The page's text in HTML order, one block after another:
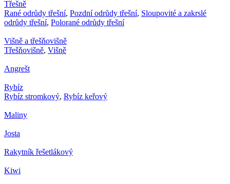
Třešně
Rané odrůdy třešní, Pozdní odrůdy třešní, Sloupovité a zakrslé
odrůdy třešní, Polorané odrůdy třešní
Višně a třešňovišně
Třešňovišně, Višně
Angrešt
Rybíz
Rybíz stromkový, Rybíz keřový
Maliny
Josta
Rakytník řešetlákový
Kiwi